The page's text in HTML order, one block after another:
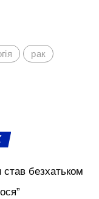
рак
став безхатьком